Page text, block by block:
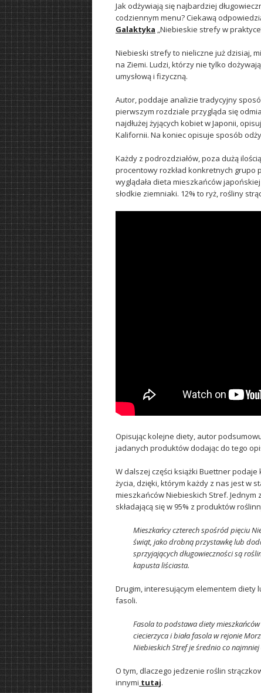
Jak odżywiają się najbardziej
codziennym menu? Ciekawą
Galaktyka „Niebieskie strefy w
Niebieski strefy to nieliczne już dzisiaj,
na Ziemi. Ludzi, którzy nie tylko
umysłową i fizyczną.
Autor, poddaje analizie tradycyjny
pierwszym rozdziale przygląda się
najdłużej żyjących kobiet w Japonii,
Kalifornii. Na koniec opisuje sposób
Każdy z podrozdziałów, poza dużą
procentowy rozkład konkretnych grupo
wyglądała dieta mieszkańców
słodkie ziemniaki. 12% to ryż, rośliny
Opisując kolejne diety, autor
jadanych produktów dodając do tego
W dalszej części książki Buettner
życia, dzięki, którym każdy z nas jest w
mieszkańców Niebieskich Stref.
składającą się w 95% z produktów
Mieszkańcy czterech spośród pięciu
świąt, jako drobną przystawkę lub
sprzyjających długowieczności są
kapusta liściasta.
Drugim, interesującym elementem diety
fasoli.
Fasola to podstawa diety
ciecierzyca i biała fasola w rejonie
Niebieskich Stref je średnio co
O tym, dlaczego jedzenie roślin
innymi tutaj.